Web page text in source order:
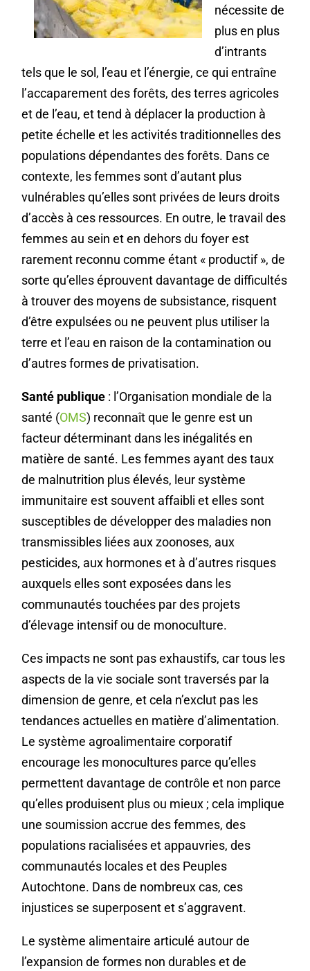
nécessite de
plus en plus
d’intrants
tels que le sol, l’eau et l’énergie, ce qui entraîne
l’accaparement des forêts, des terres agricoles
et de l’eau, et tend à déplacer la production à
petite échelle et les activités traditionnelles des
populations dépendantes des forêts. Dans ce
contexte, les femmes sont d’autant plus
vulnérables qu’elles sont privées de leurs droits
d’accès à ces ressources. En outre, le travail des
femmes au sein et en dehors du foyer est
rarement reconnu comme étant « productif », de
sorte qu’elles éprouvent davantage de difficultés
à trouver des moyens de subsistance, risquent
d’être expulsées ou ne peuvent plus utiliser la
terre et l’eau en raison de la contamination ou
d’autres formes de privatisation.
Santé publique : l’Organisation mondiale de la
santé (OMS) reconnaît que le genre est un
facteur déterminant dans les inégalités en
matière de santé. Les femmes ayant des taux
de malnutrition plus élevés, leur système
immunitaire est souvent affaibli et elles sont
susceptibles de développer des maladies non
transmissibles liées aux zoonoses, aux
pesticides, aux hormones et à d’autres risques
auxquels elles sont exposées dans les
communautés touchées par des projets
d’élevage intensif ou de monoculture.
Ces impacts ne sont pas exhaustifs, car tous les
aspects de la vie sociale sont traversés par la
dimension de genre, et cela n’exclut pas les
tendances actuelles en matière d’alimentation.
Le système agroalimentaire corporatif
encourage les monocultures parce qu’elles
permettent davantage de contrôle et non parce
qu’elles produisent plus ou mieux ; cela implique
une soumission accrue des femmes, des
populations racialisées et appauvries, des
communautés locales et des Peuples
Autochtone. Dans de nombreux cas, ces
injustices se superposent et s’aggravent.
Le système alimentaire articulé autour de
l’expansion de formes non durables et de